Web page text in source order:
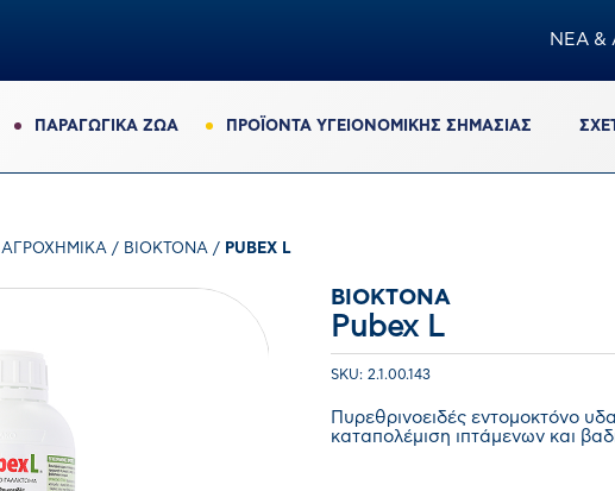
ΝΕΑ &
ΠΑΡΑΓΩΓΙΚΆ ΖΏΑ ΠΡΟΪΟΝΤΑ ΥΓΕΙΟΝΟΜΙΚΗΣ ΣΗΜΑΣΙΑΣ
ΑΓΡΟΧΗΜΙΚΆ / ΒΙΟΚΤΌΝΑ / PUBEX L
ΒΙΟΚΤΌΝΑ
Pubex L
SKU: 2.1.00.143
Πυρεθρινοειδές εντομοκτόνο
καταπολέμιση ιπτάμενων και